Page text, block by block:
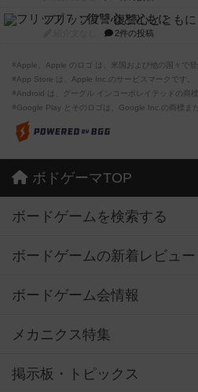
フリップ７：復讐心とともに
2件の投稿
※Apple、Apple のロゴ は、米国および他の国々で
※App Store は、Apple Inc.のサービスマークです。
※Android は、グーグル インコーポレイテッドの商
※Google Play とそのロゴは、Google Inc.の商標ま
ボドゲーマTOP
ボードゲームを検索する
ボードゲームの新着レビュー
ボードゲーム会情報
メカニクス特集
掲示板・トピックス